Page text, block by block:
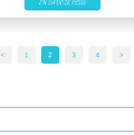
EN SAVOIR PLUS
< 1 2 3 4 >